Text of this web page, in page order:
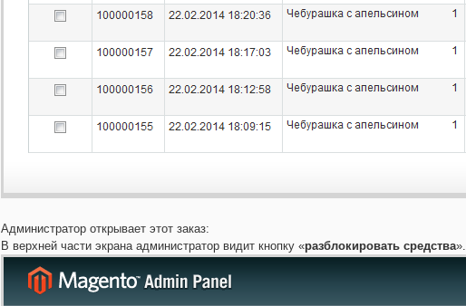
Администратор открывает этот заказ:
В верхней части экрана администратор видит кнопку «разблокировать средства».